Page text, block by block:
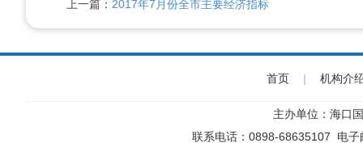
上一篇： 2017年7月份全市主要经济指标
首页 | 机构介
主办单位：海口
联系电话：0898-68635107 电子